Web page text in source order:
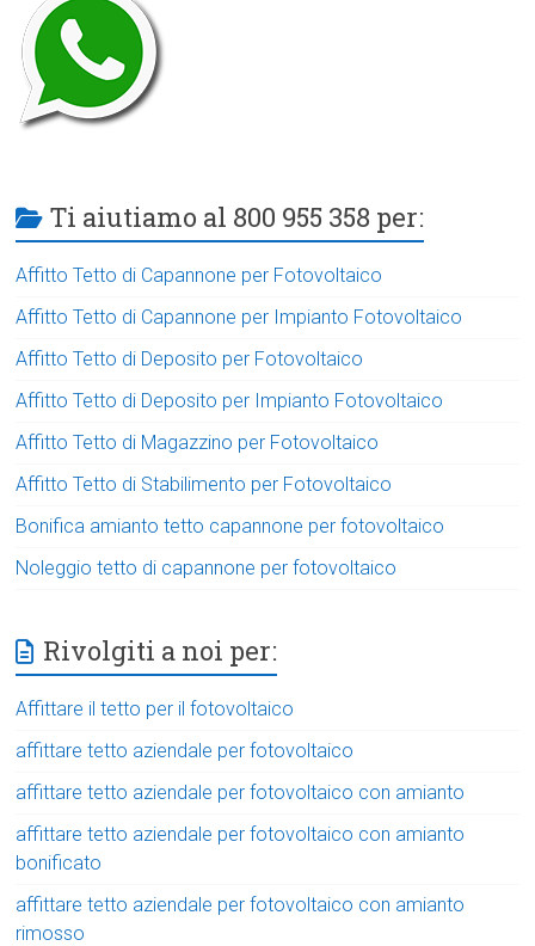
Ti aiutiamo al 800 955 358 per:
Affitto Tetto di Capannone per Fotovoltaico
Affitto Tetto di Capannone per Impianto Fotovoltaico
Affitto Tetto di Deposito per Fotovoltaico
Affitto Tetto di Deposito per Impianto Fotovoltaico
Affitto Tetto di Magazzino per Fotovoltaico
Affitto Tetto di Stabilimento per Fotovoltaico
Bonifica amianto tetto capannone per fotovoltaico
Noleggio tetto di capannone per fotovoltaico
Rivolgiti a noi per:
Affittare il tetto per il fotovoltaico
affittare tetto aziendale per fotovoltaico
affittare tetto aziendale per fotovoltaico con amianto
affittare tetto aziendale per fotovoltaico con amianto
bonificato
affittare tetto aziendale per fotovoltaico con amianto
rimosso